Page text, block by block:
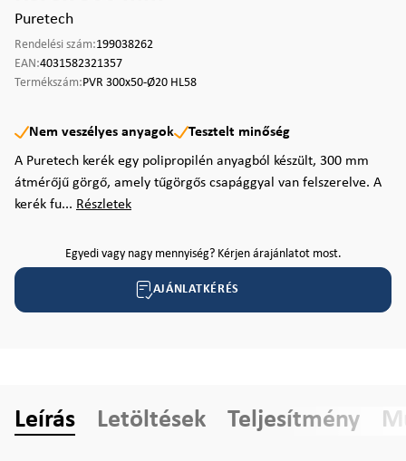
Puretech
Rendelési szám:199038262
EAN:4031582321357
Termékszám:PVR 300x50-Ø20 HL58
Nem veszélyes anyagok
Tesztelt minőség
A Puretech kerék egy polipropilén anyagból készült, 300 mm
átmérőjű görgő, amely tűgörgős csapággyal van felszerelve. A
kerék fu... Részletek
Egyedi vagy nagy mennyiség? Kérjen árajánlatot most.
AJÁNLATKÉRÉS
Leírás Letöltések Teljesítmény